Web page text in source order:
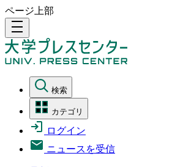
ページ上部
density_medium
検索
カテゴリ
ログイン
ニュースを受信